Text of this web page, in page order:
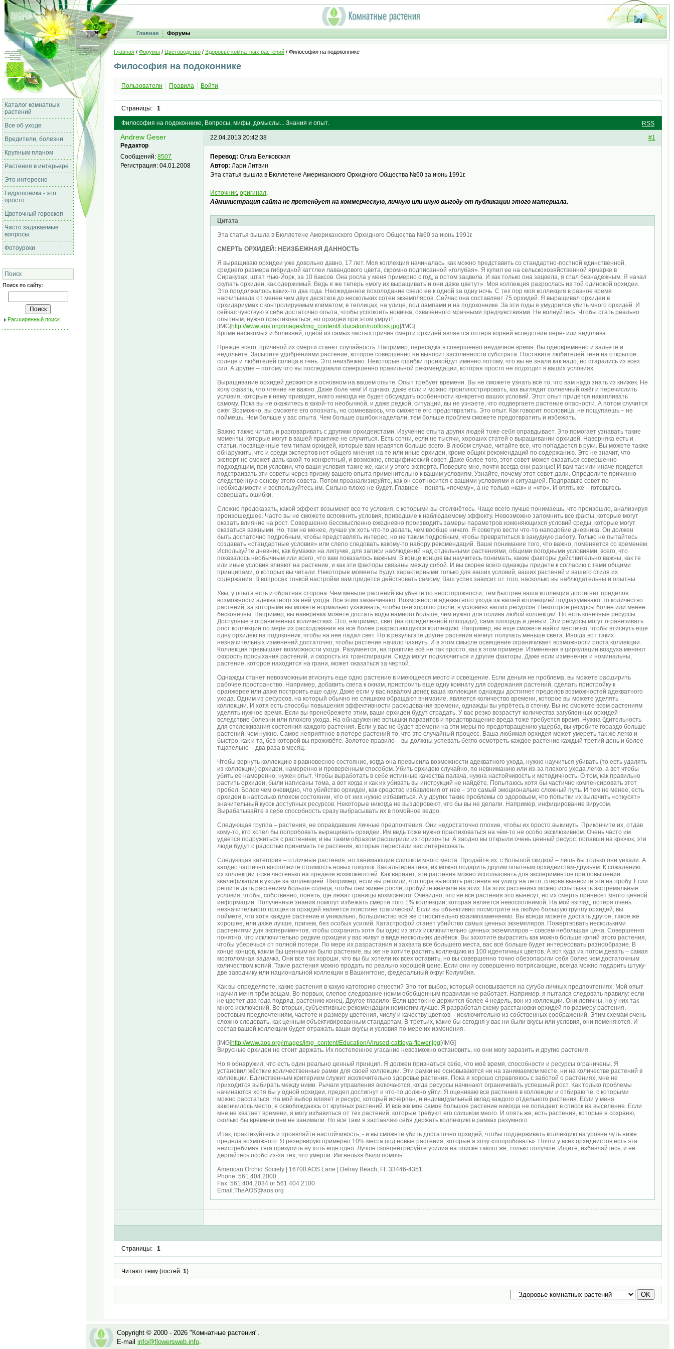
Главная Форумы
Каталог комнатных
растений
Все об уходе
Вредители, болезни
Крупным планом
Растения в интерьере
Это интересно
Гидропоника - это
просто
Цветочный гороскоп
Часто задаваемые
вопросы
Фотоуроки
Поиск
Поиск по сайту:
Расширенный поиск
Главная / Форумы / Цветоводство / Здоровье комнатных растений / Философия на подоконнике
Философия на подоконнике
Пользователи Правила Войти
Страницы: 1
RSS
Философия на подоконнике, Вопросы, мифы, домыслы... Знания и опыт.
Andrew Geser
Редактор
Сообщений:8507
Регистрация:04.01.2008
#1
22.04.2013 20:42:38
Перевод:Ольга Белковская
Автор: Лари Литвин
Эта статья вышла в Бюллетене Американского Орхидного Общества №60 за июнь 1991г.
Источник,оригинал.
Администрация сайта не претендует на коммерческую, личную или иную выгоду от публикации этого материала.
Цитата
Эта статья вышла в Бюллетене Американского Орхидного Общества №60 за июнь 1991г.
СМЕРТЬ ОРХИДЕЙ: НЕИЗБЕЖНАЯ ДАННОСТЬ
Я выращиваю орхидеи уже довольно давно, 17 лет. Моя коллекция начиналась, как можно представить со стандартно-постной единственной,
среднего размера гибридной каттлеи лавандового цвета, скромно подписанной «голубая». Я купил ее на сельскохозяйственной ярмарке в
Сиракузах, штат Нью-Йорк, за 10 баксов. Она росла у меня примерно с год, а потом зацвела. И как только она зацвела, я стал безнадежным. Я начал
скупать орхидеи, как одержимый. Ведь я же теперь «могу их выращивать и они даже цветут». Моя коллекция разрослась из той одинокой орхидеи.
Это продолжалось каких-то два года. Неожиданное похолодание свело ее к одной за одну ночь. С тех пор моя коллекция в разное время
насчитывала от менее чем двух десятков до нескольких сотен экземпляров. Сейчас она составляет 75 орхидей. Я выращивал орхидеи в
орхидариумах с контролируемым климатом, в теплицах, на улице, под лампами и на подоконнике. За эти годы я умудрился убить много орхидей. И
сейчас чувствую в себе достаточно опыта, чтобы успокоить новичка, охваченного мрачными предчувствиями. Не волнуйтесь. Чтобы стать реально
опытным, нужно практиковаться, но орхидеи при этом умрут!
[IMG]http://www.aos.org/images/img_content/Education/rootloss.jpg[/IMG]
Кроме насекомых и болезней, одной из самых частых причин смерти орхидей является потеря корней вследствие пере- или недолива.
Прежде всего, причиной их смерти станет случайность. Например, пересадка в совершенно неудачное время. Вы одновременно и зальёте и
недольёте. Засыпите удобрениями растение, которое совершенно не выносит засоленности субстрата. Поставите любителей тени на открытое
солнце и любителей солнца в тень. Это неизбежно. Некоторые ошибки произойдут именно потому, что вы не знали как надо, но старались из всех
сил. А другие – потому что вы последовали совершенно правильной рекомендации, которая просто не подходит в ваших условиях.
Выращивание орхидей держится в основном на вашем опыте. Опыт требует времени. Вы не сможете узнать всё то, что вам надо знать из книжек. Не
хочу сказать, что чтение не важно. Даже боле чем! И однако, даже если и можно проиллюстрировать, как выглядит солнечный ожёг и перечислить
условия, которые к нему приводят, никто никогда не будет обсуждать особенности конкретно ваших условий. Этот опыт придется накапливать
самому. Пока вы не окажитесь в какой-то необычной, и даже редкой, ситуации, вы не узнаете, что подвергаете растение опасности. А потом случится
ожёг. Возможно, вы сможете его опознать, но сомневаюсь, что сможете его предотвратить. Это опыт. Как говорит пословица: не пощупаешь – не
поймешь. Чем больше у вас опыта. Чем больше ошибок наделали, тем больше проблем сможете предотвратить и избежать.
Важно также читать и разговаривать с другими орхидеистами. Изучение опыта других людей тоже себя оправдывает. Это помогает узнавать такие
моменты, которые могут в вашей практике не случиться. Есть сотни, если не тысячи, хороших статей о выращивании орхидей. Наверняка есть и
статьи, посвященные тем типам орхидей, которые вам нравятся больше всего. В любом случае, читайте все, что попадается в руки. Вы можете также
обнаружить, что и среди экспертов нет общего мнения на те или иные орхидеи, кроме общих рекомендаций по содержанию. Это не значит, что
эксперт не сможет дать какой-то конкретный, и возможно, специфический совет. Даже более того, этот совет может оказаться совершенно
подходящим, при условии, что ваши условия такие же, как и у этого эксперта. Поверьте мне, почти всегда они разные! И вам так или иначе придется
подстраивать эти советы через призму вашего опыта применительно к вашим условиям. Узнайте, почему этот совет дали. Определите причинно-
следственную основу этого совета. Потом проанализируйте, как он соотносится с вашими условиями и ситуацией. Подправьте совет по
необходимости и воспользуйтесь им. Сильно плохо не будет. Главное – понять «почему», а не только «как» и «что». И опять же – готовьтесь
совершать ошибки.
Сложно предсказать, какой эффект возымеют все те условия, с которыми вы столкнётесь. Чаще всего лучше понимаешь, что произошло, анализируя
произошедшее. Часто вы не сможете вспомнить условия, приведшие к наблюдаемому эффекту. Невозможно запомнить все факты, которые могут
оказать влияние на рост. Совершенно бессмысленно ежедневно производить замеры параметров изменяющихся условий среды, которые могут
оказаться важными. Но, тем не менее, лучше уж хоть что-то делать, чем вообще ничего. Я советую вести что-то наподобие дневника. Он должен
быть достаточно подробным, чтобы представлять интерес, но не таким подробным, чтобы превратиться в занудную работу. Только не пытайтесь
создавать «стандартные условия» или слепо следовать какому-то набору рекомендаций. Ваше понимание того, что важно, поменяется со временем.
Используйте дневник, как бумажки на липучке, для записи наблюдений над отдельными растениями, общими погодными условиями, всего, что
показалось необычным или всего, что вам показалось важным. В конце концов вы научитесь понимать, какие факторы действительно важны, как те
или иные условия влияют на растение, и как эти факторы связаны между собой. И вы скорее всего однажды придете к согласию с теми общими
принципами, о которых вы читали. Некоторые моменты будут характерными только для ваших условий, ваших растений и вашего стиля их
содержания. В вопросах тонкой настройки вам придется действовать самому. Ваш успех зависит от того, насколько вы наблюдательны и опытны.
Увы, у опыта есть и обратная сторона. Чем меньше растений вы убьете по неосторожности, тем быстрее ваша коллекция достигнет пределов
возможности адекватного за ней ухода. Все этим заканчивают. Возможности адекватного ухода за вашей коллекцией подразумевают то количество
растений, за которыми вы можете нормально ухаживать, чтобы они хорошо росли, в условиях ваших ресурсов. Некоторое ресурсы более или менее
бесконечны. Например, вы наверняка можете достать воды намного больше, чем нужно для полива любой коллекции. Но есть конечные ресурсы.
Доступные в ограниченных количествах. Это, например, свет (на определённой площади), сама площадь и деньги. Эти ресурсы могут ограничивать
рост коллекции по мере их расходования на всё более разрастающуюся коллекцию. Например, вы еще сможете найти местечко, чтобы втиснуть еще
одну орхидею на подоконник, чтобы на нее падал свет. Но в результате другие растения начнут получать меньше света. Иногда вот таких
незначительных изменений достаточно, чтобы растение начало чахнуть. И в этом смысле освещение ограничивает возможности роста коллекции.
Коллекция превышает возможности ухода. Разумеется, на практике всё не так просто, как в этом примере. Изменения в циркуляции воздуха меняют
скорость просыхания растений, и скорость их транспирации. Сюда могут подключиться и другие факторы. Даже если изменения и номинальны,
растение, которое находится на грани, может оказаться за чертой.
Однажды станет невозможным втиснуть еще одно растение в имеющееся место и освещение. Если деньги не проблема, вы можете расширить
рабочее пространство. Например, добавить света к окнам, пристроить еще одну комнату для содержания растений, сделать пристройку к
оранжерее или даже построить еще одну. Даже если у вас навалом денег, ваша коллекция однажды достигнет пределов возможностей адекватного
ухода. Одним из ресурсов, на который обычно не слишком обращают внимание, является количество времени, которое вы можете уделять
коллекции. И хотя есть способы повышения эффективности расходования времени, однажды вы упрётесь в стенку. Вы не сможете всем растениям
уделять нужное время. Если вы пренебрежете этим, ваши орхидеи будут страдать. У вас резко возрастут количества загубленных орхидей
вследствие болезни или плохого ухода. На обнаружение вспышки паразитов и предотвращение вреда тоже требуется время. Нужна бдительность
для отслеживания состояния каждого растения. Если у вас не будет времени на эти меры по предотвращению ущерба, вы угробите гораздо больше
растений, чем нужно. Самое неприятное в потере растений то, что это случайный процесс. Ваша любимая орхидея может умереть так же легко и
быстро, как и та, без которой вы проживёте. Золотое правило – вы должны успевать бегло осмотреть каждое растение каждый третий день и более
тщательно – два раза в месяц.
Чтобы вернуть коллекцию в равновесное состояние, когда она превысила возможности адекватного ухода, нужно научиться убивать (то есть удалять
из коллекции) орхидеи, намеренно и проверенным способом. Убить орхидею случайно, по невниманию или из-за плохого ухода легко, а вот чтобы
убить ее намеренно, нужен опыт. Чтобы выработать в себе истинные качества палача, нужна настойчивость и методичность. О том, как правильно
растить орхидеи, были написаны тома, а вот когда и как их убивать вы инструкций не найдёте. Попытаюсь хотя бы частично компенсировать этот
пробел. Более чем очевидно, что убийство орхидеи, как средство избавления от нее – это самый эмоционально сложный путь. И тем не менее, есть
орхидеи в настолько плохом состоянии, что от них нужно избавиться. А у других такие проблемы со здоровьем, что попытки их вылечить «откусят»
значительный кусок доступных ресурсов. Некоторые никогда не выздоровеют, что бы вы не делали. Например, инфицирование вирусом.
Вырабатывайте в себе способность сразу выбрасывать их в помойное ведро.
Следующая группа – растения, не оправдавшие личные предпочтения. Они недостаточно плохие, чтобы их просто выкинуть. Прикончите их, отдав
кому-то, кто хотел бы попробовать выращивать орхидеи. Им ведь тоже нужно практиковаться на чём-то не особо эксклюзивном. Очень часто им
удается подружиться с растением, и вы таким образом расширили их горизонты. А заодно вы открыли очень ценный ресурс: попавши на крючок, эти
люди будут с радостью принимать те растения, которые перестали вас интересовать.
Следующая категория – отличные растения, но занимающие слишком много места. Продайте их, с большой скидкой – лишь бы только они уехали. А
заодно частично восполните стоимость новых покупок. Как альтернатива, их можно подарить другим опытным орхидеистам-друзьям. К сожалению,
их коллекции тоже частенько на пределе возможностей. Как вариант, эти растения можно использовать для экспериментов при повышении
квалификации в уходе за коллекцией. Например, если вы решили, что пора выносить растения на улицу на лето, сперва вынесите эти на пробу. Если
решите дать растениям больше солнца, чтобы они живее росли, пробуйте вначале на этих. На этих растениях можно испытывать экстремальные
условия, чтобы, собственно, понять, где лежат границы возможного. Очевидно, что не все растения это вынесут, но их смерть принесет много ценной
информации. Полученные знания помогут избежать смерти того 1% коллекции, которая является невосполнимой. На мой взгляд, потеря очень
незначительного процента орхидей является поистине трагической. Если вы объективно посмотрите на любую большую группу орхидей, вы
поймете, что хотя каждое растение и уникально, большинство всё же относительно взаимозаменяемо. Вы всегда можете достать другое, такое же
хорошее, или даже лучше, причем, без особых усилий. Катастрофой станет убийство самых ценных экземпляров. Пожертвовать несколькими
растениями для экспериментов, чтобы сохранить хотя бы одно из этих исключительно ценных экземпляров – совсем небольшая цена. Совершенно
понятно, что исключительно редкие орхидеи у вас живут в виде нескольких делёнок. Вы захотите вырастить как можно больше копий этого растения,
чтобы уберечься от полной потери. По мере их разрастания и захвата всё большего места, вас всё больше будет интересовать разнообразие. В
конце концов, каким бы ценным ни было растение, вы же не хотите растить коллекцию из 100 идентичных цветов. А вот куда их потом девать – самая
мозголомная задачка. Они все так хороши, что вы бы хотели их всех оставить, но вы совершенно точно обезопасили себя более чем достаточным
количеством копий. Такие растения можно продать по реально хорошей цене. Если они ну совершенно потрясающие, всегда можно подарить штуку-
две заводчику или национальной коллекции в Вашингтоне, федеральный округ Колумбия.
Как вы определяете, какие растения в какую категорию отнести? Это тот выбор, который основывается на сугубо личных предпочтениях. Мой опыт
научил меня трём вещам. Во-первых, слепое следование неким обобщенным правилам не работает. Например, я пытался следовать правилу: если
не цветет два года подряд, растению конец. Другое гласило: Если цветок не держится более 4 недель, вон из коллекции. Они логичны, но у них так
много исключений. Во-вторых, субъективные рекомендации немногим лучше. Я разработал схему расстановки орхидей по размеру растения,
ростовым предпочтениям, частоте и размеру цветения, числу и качеству цветков – исключительно из собственных соображений. Этим схемам очень
сложно следовать, как ценным объективированным стандартам. В-третьих, какие бы сегодня у вас ни были вкусы или условия, они поменяются. И
состав вашей коллекции будет отражать ваши вкусы и условия по мере их изменения.
[IMG]http://www.aos.org/images/img_content/Education/Virused-cattleya-flower.jpg[/IMG]
Вирусные орхидеи не стоит держать. Их постепенное угасание невозможно остановить, но они могу заразить и другие растения.
Но я обнаружил, что есть один реально ценный принцип. Я должен признаться себе, что моё время, способности и ресурсы ограничены. Я
установил жёсткие количественные рамки для своей коллекции. Эти рамки не основываются ни на занимаемом месте, ни на количестве растений в
коллекции. Единственным критерием служит исключительно здоровье растения. Пока я хорошо справляюсь с заботой о растениях, мне не
приходится выбирать между ними. Рычаги управления включаются, когда ресурсы начинают ограничивать успешный рост. Как только проблемы
начинаются хотя бы у одной орхидеи, предел достигнут и что-то должно уйти. Я оцениваю все растения в коллекции и отбираю те, с которыми
можно расстаться. На мой выбор влияет и ресурс, который исчерпан, и индивидуальный вклад каждого отдельного растения. Если у меня
закончилось место, я освобождаюсь от крупных растений. И всё же мое самое большое растение никогда не попадает в список на выселение. Если
мне не хватает времени, я могу избавиться от тех растений, которые требуют его слишком много. И опять же, есть растения, которые я сохраню,
сколько бы времени они не занимали. Но все таки я заставляю себя держать коллекцию в рамках разумного.
Итак, практикуйтесь и проявляйте настойчивость, - и вы сможете убить достаточно орхидей, чтобы поддерживать коллекцию на уровне чуть ниже
предела возможного. Я резервирую примерно 10% места под новые растения, которые я хочу «попробовать». Почти у всех орхидеистов есть эта
неистребимая тяга прикупить ну хоть еще одно. Лучше сконцентрируйте усилия на поиске такого же, только получше. Ищите, избавляйтесь, и не
дергайтесь особо из-за тех, что умерли. Им нельзя было помочь.
American Orchid Society | 16700 AOS Lane | Delray Beach, FL 33446-4351
Phone: 561.404.2000
Fax: 561.404.2034 or 561.404.2100
Email:TheAOS@aos.org
Страницы: 1
Читают тему (гостей: 1)
Copyright © 2000 - 2026 "Комнатные растения".
E-mail info@flowersweb.info.